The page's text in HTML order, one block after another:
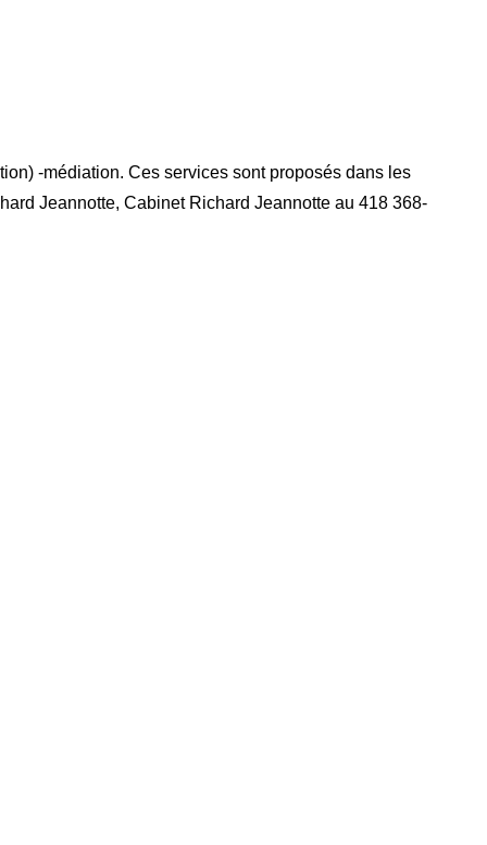
-médiation. Ces services sont proposés dans les
Jeannotte, Cabinet Richard Jeannotte au 418 368-